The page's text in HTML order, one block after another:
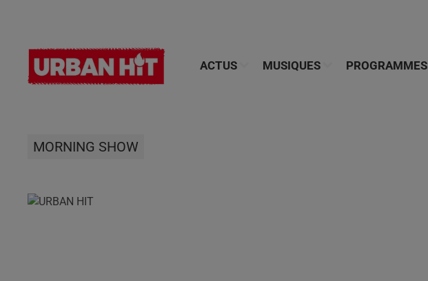
ACTUS MUSIQUES PROGRAMMES
MORNING SHOW